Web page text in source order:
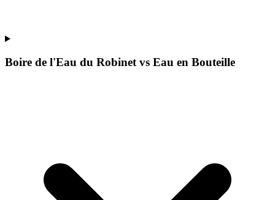
Boire de l'Eau du Robinet vs Eau en Bouteille